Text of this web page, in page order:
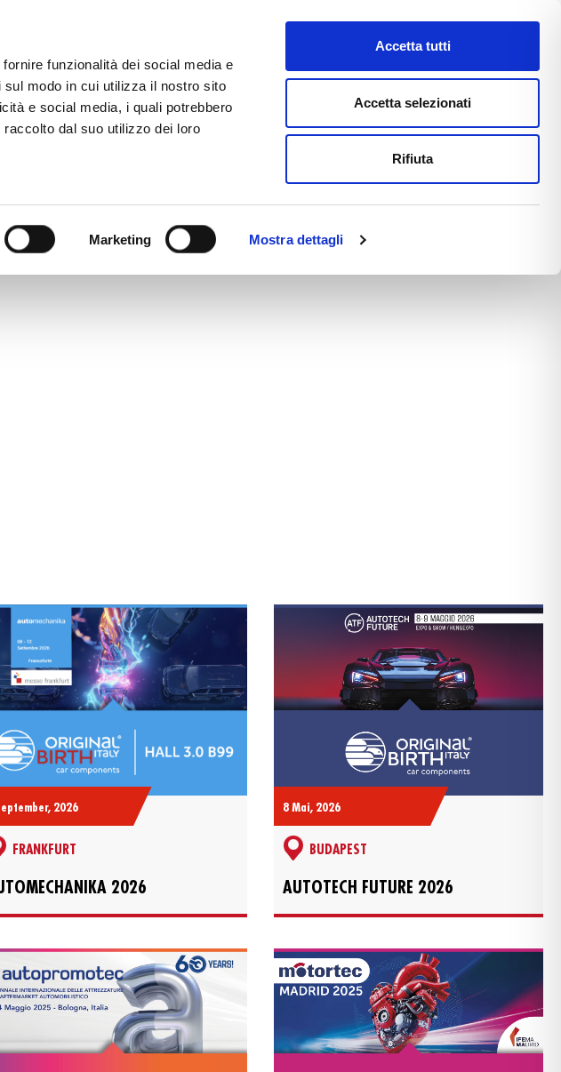
funzionalità dei social media e
modo in cui utilizza il nostro sito
e social media, i quali potrebbero
dal suo utilizzo dei loro
Marketing Mostra dettagli
Accetta tutti
Accetta selezionati
Rifiuta
TECALLIANCE E-COMMERCE FAST NEWS
BRANCHENVERANSTALTUNGEN.
2026
FRANKFURT
2026
8 Mai, 2026
BUDAPEST
AUTOTECH FUTURE 2026